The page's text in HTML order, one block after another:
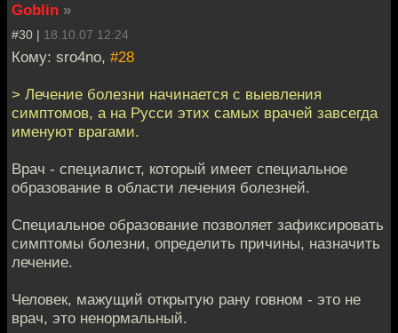
Goblin »
#30 | 18.10.07 12:24
Кому: sro4no, #28
> Лечение болезни начинается с выевления
симптомов, а на Русси этих самых врачей завсегда
именуют врагами.
Врач - специалист, который имеет специальное
образование в области лечения болезней.
Специальное образование позволяет зафиксировать
симптомы болезни, определить причины, назначить
лечение.
Человек, мажущий открытую рану говном - это не
врач, это ненормальный.